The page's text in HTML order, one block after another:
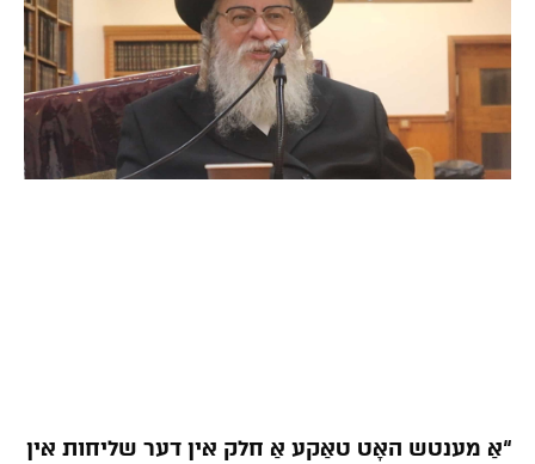
“אַ מענטש האָט טאַקע אַ חלק אין דער שליחות אין